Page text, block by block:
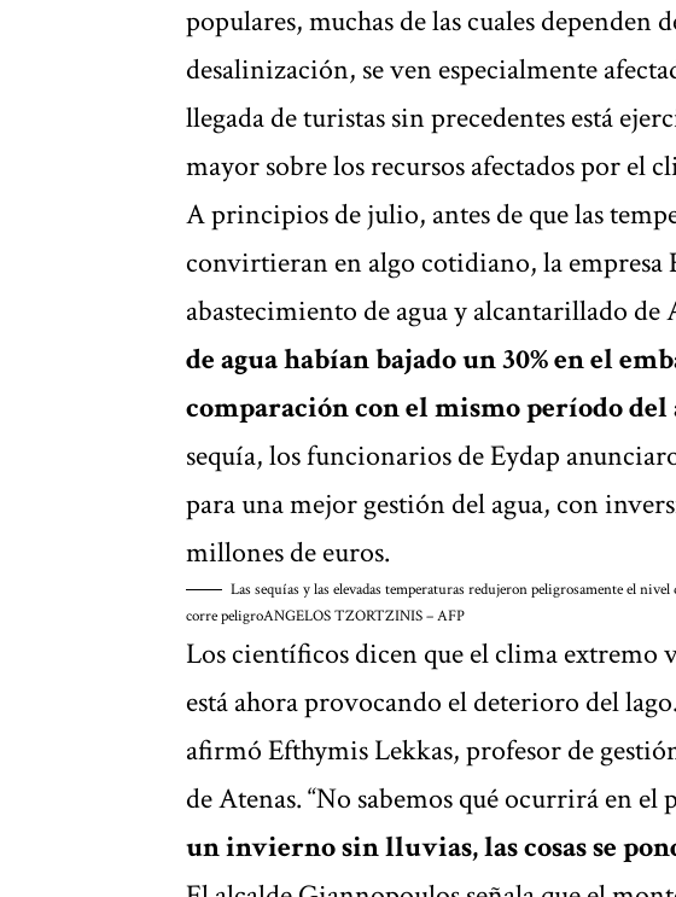
populares, muchas de las cuales dependen
desalinización, se ven especialmente
llegada de turistas sin precedentes está
mayor sobre los recursos afectados por el
A principios de julio, antes de que las
convirtieran en algo cotidiano, la empresa
abastecimiento de agua y alcantarillado de
de agua habían bajado un 30% en el
comparación con el mismo período del
sequía, los funcionarios de Eydap
para una mejor gestión del agua, con
millones de euros.
Las sequías y las elevadas temperaturas redujeron peligrosamente el nivel
corre peligroANGELOS TZORTZINIS – AFP
Los científicos dicen que el clima
está ahora provocando el deterioro del
afirmó Efthymis Lekkas, profesor de
de Atenas. “No sabemos qué ocurrirá en
un invierno sin lluvias, las cosas se